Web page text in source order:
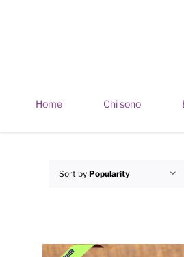
Home Chi sono
Sort by Popularity